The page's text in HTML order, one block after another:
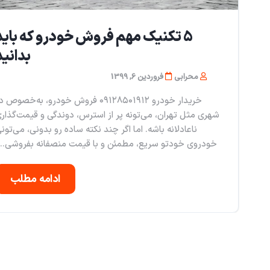
5 تکنیک مهم فروش خودرو که
محرابی فروردین 6, 1399
خریدار خودرو ۰۹۱۲۸۵۰۱۹۱۲ فروش خودرو،
شهری مثل تهران، می‌تونه پر از استرس، دوندگی و
ناعادلانه باشه. اما اگر چند نکته ساده رو بدونی،
خودروی خودتو سریع، مطمئن و با قیمت منصفانه
ادامه مطلب